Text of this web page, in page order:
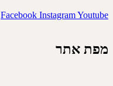
Facebook InstagramYoutube
מפת אתר